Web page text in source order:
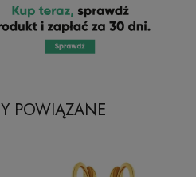
POWIĄZANE